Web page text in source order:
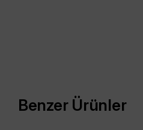
Benzer Ürünler